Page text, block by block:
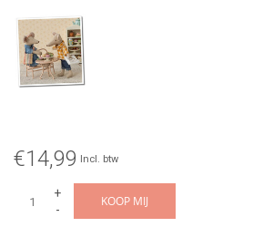
€14,99 Incl. btw
+
-
KOOP MIJ